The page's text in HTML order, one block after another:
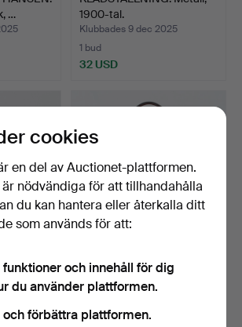
…
1900-tal.
Klubbades 9 dec 2025
1 bud
32 USD
1900-
PARAPLYSTÄLL,
konstläder, Carlo, Made in
S…
Klubbades 26 nov 2025
10 bud
cookies
en del av Auctionet-plattformen.
nödvändiga för att tillhandahålla
du kan hantera eller återkalla ditt
som används för att:
funktioner och innehåll för dig
du använder plattformen.
och förbättra plattformen.